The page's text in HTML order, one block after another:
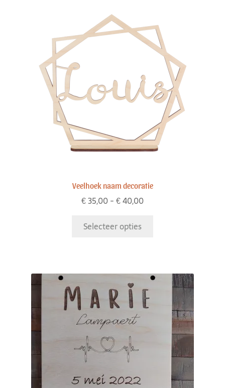
Veelhoek naam decoratie
€35,00-€40,00
Selecteer opties